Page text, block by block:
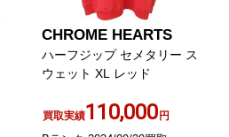
CHROME HEARTS
ハーフジップ セメタリー ス
ウェット XL レッド
買取実績110,000円